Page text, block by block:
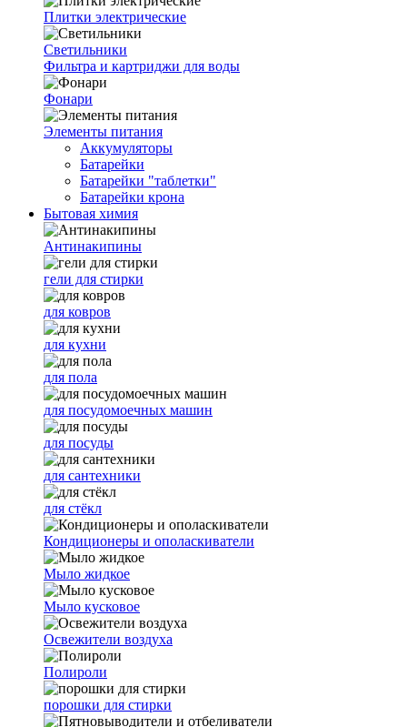
Плитки электрические
Светильники
Фильтра и картриджи для воды
Фонари
Элементы питания
Аккумуляторы
Батарейки
Батарейки "таблетки"
Батарейки крона
Бытовая химия
Антинакипины
гели для стирки
для ковров
для кухни
для пола
для посудомоечных машин
для посуды
для сантехники
для стёкл
Кондиционеры и ополаскиватели
Мыло жидкое
Мыло кусковое
Освежители воздуха
Полироли
порошки для стирки